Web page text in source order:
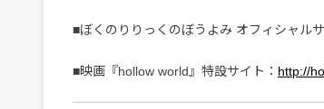
■ぼくのりりっくのぼうよみ オフィシャルサ
■映画『hollow world』特設サイト： http://